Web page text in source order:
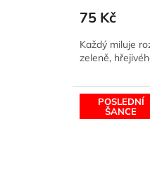
75 Kč
Každý miluje
zeleně,
POSLEDNÍ
ŠANCE